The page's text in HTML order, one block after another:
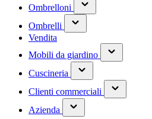
Ombrelloni un
sottomenu)
Ombrelli
(contiene
un
Vendita
Mobili da giardino
(contiene
un
Cuscineria
(contiene
un
sottomenu)
Clienti commerciali
(has
submenu)
Azienda
(has
submenu)